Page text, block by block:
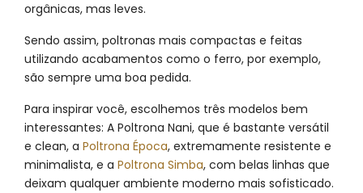
orgânicas, mas leves.
Sendo assim, poltronas mais compactas e feitas
utilizando acabamentos como o ferro, por exemplo,
são sempre uma boa pedida.
Para inspirar você, escolhemos três modelos bem
interessantes: A Poltrona Nani, que é bastante versátil
e clean, a Poltrona Época, extremamente resistente e
minimalista, e a Poltrona Simba, com belas linhas que
deixam qualquer ambiente moderno mais sofisticado.